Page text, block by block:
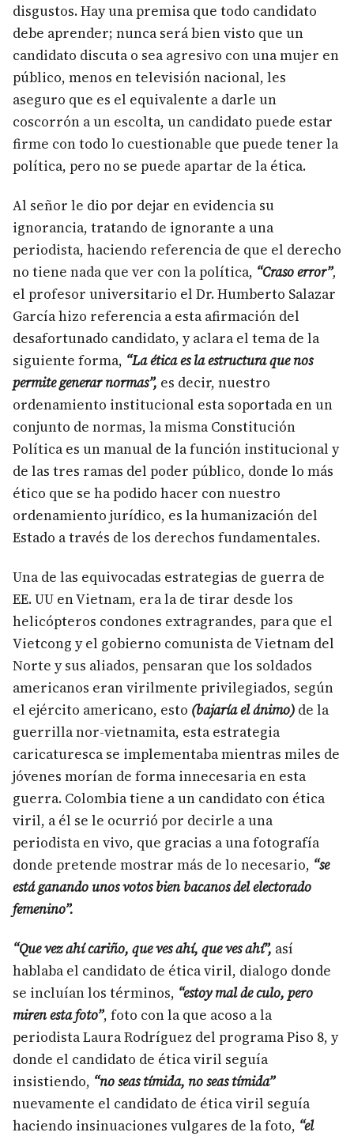
disgustos. Hay una premisa que todo candidato
debe aprender; nunca será bien visto que un
candidato discuta o sea agresivo con una mujer en
público, menos en televisión nacional, les
aseguro que es el equivalente a darle un
coscorrón a un escolta, un candidato puede estar
firme con todo lo cuestionable que puede tener la
política, pero no se puede apartar de la ética.
Al señor le dio por dejar en evidencia su
ignorancia, tratando de ignorante a una
periodista, haciendo referencia de que el derecho
no tiene nada que ver con la política, “Craso error”,
el profesor universitario el Dr. Humberto Salazar
García hizo referencia a esta afirmación del
desafortunado candidato, y aclara el tema de la
siguiente forma, “La ética es la estructura que nos
permite generar normas”, es decir, nuestro
ordenamiento institucional esta soportada en un
conjunto de normas, la misma Constitución
Política es un manual de la función institucional y
de las tres ramas del poder público, donde lo más
ético que se ha podido hacer con nuestro
ordenamiento jurídico, es la humanización del
Estado a través de los derechos fundamentales.
Una de las equivocadas estrategias de guerra de
EE. UU en Vietnam, era la de tirar desde los
helicópteros condones extragrandes, para que el
Vietcong y el gobierno comunista de Vietnam del
Norte y sus aliados, pensaran que los soldados
americanos eran virilmente privilegiados, según
el ejército americano, esto (bajaría el ánimo) de la
guerrilla nor-vietnamita, esta estrategia
caricaturesca se implementaba mientras miles de
jóvenes morían de forma innecesaria en esta
guerra. Colombia tiene a un candidato con ética
viril, a él se le ocurrió por decirle a una
periodista en vivo, que gracias a una fotografía
donde pretende mostrar más de lo necesario, “se
está ganando unos votos bien bacanos del electorado
femenino”.
“Que vez ahí cariño, que ves ahí, que ves ahí”, así
hablaba el candidato de ética viril, dialogo donde
se incluían los términos, “estoy mal de culo, pero
miren esta foto”, foto con la que acoso a la
periodista Laura Rodríguez del programa Piso 8, y
donde el candidato de ética viril seguía
insistiendo, “no seas tímida, no seas tímida”
nuevamente el candidato de ética viril seguía
haciendo insinuaciones vulgares de la foto, “el